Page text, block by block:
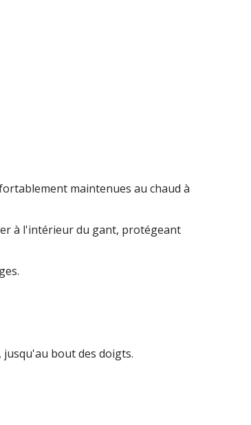
maintenues au chaud à
à l'intérieur du gant, protégeant
bout des doigts.